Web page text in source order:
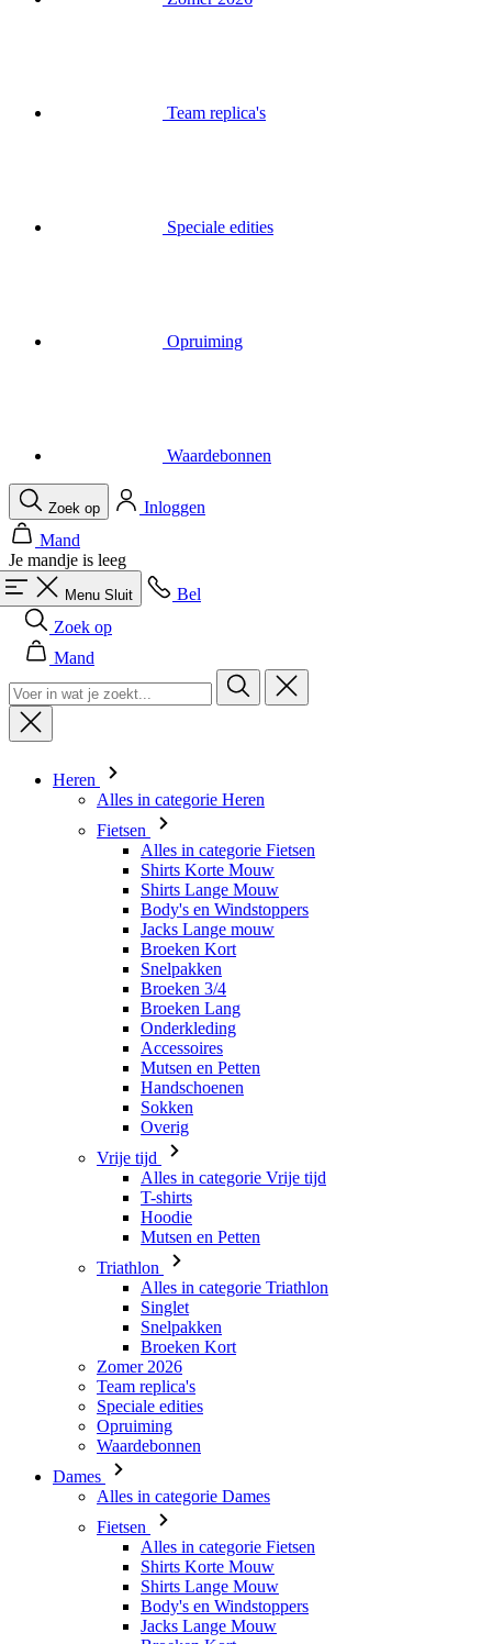
Team replica's
Speciale edities
Opruiming
Waardebonnen
Zoek op
Inloggen
Mand
Je mandje is leeg
Menu Sluit
Bel
Zoek op
Mand
Heren
Alles in categorie Heren
Fietsen
Alles in categorie Fietsen
Shirts Korte Mouw
Shirts Lange Mouw
Body's en Windstoppers
Jacks Lange mouw
Broeken Kort
Snelpakken
Broeken 3/4
Broeken Lang
Onderkleding
Accessoires
Mutsen en Petten
Handschoenen
Sokken
Overig
Vrije tijd
Alles in categorie Vrije tijd
T-shirts
Hoodie
Mutsen en Petten
Triathlon
Alles in categorie Triathlon
Singlet
Snelpakken
Broeken Kort
Zomer 2026
Team replica's
Speciale edities
Opruiming
Waardebonnen
Dames
Alles in categorie Dames
Fietsen
Alles in categorie Fietsen
Shirts Korte Mouw
Shirts Lange Mouw
Body's en Windstoppers
Jacks Lange Mouw